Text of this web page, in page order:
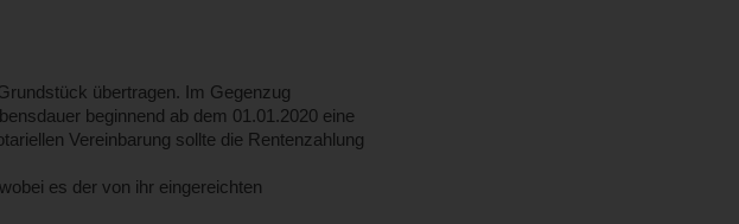
übertragen. Im Gegenzug
beginnend ab dem 01.01.2020 eine
Vereinbarung sollte die Rentenzahlung
es der von ihr eingereichten